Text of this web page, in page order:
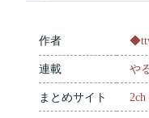
作者
連載 や
まとめサイト